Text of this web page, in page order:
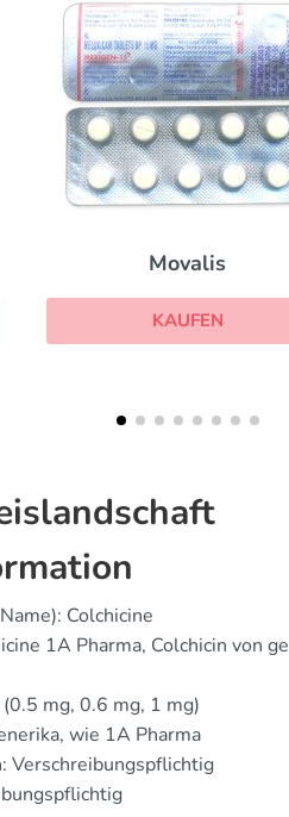
Colcrys
KAUFEN
Colchicine
1A Pharma, Colchicin von
mg, 0.6 mg, 1 mg)
wie 1A Pharma
Verschreibungspflichtig